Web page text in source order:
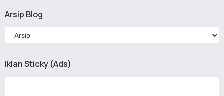
Arsip Blog
Iklan Sticky (Ads)